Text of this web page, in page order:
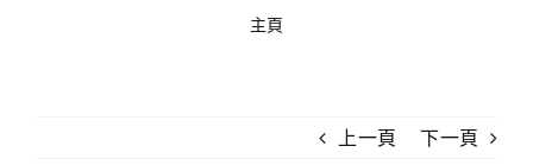
主頁
上一頁 下一頁